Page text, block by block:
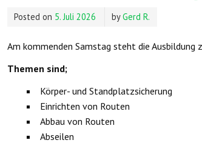
Posted on 5. Juli 2026 byGerd R.
Am kommenden Samstag steht die Ausbildung
Themen sind;
Körper- und Standplatzsicherung
Einrichten von Routen
Abbau von Routen
Abseilen